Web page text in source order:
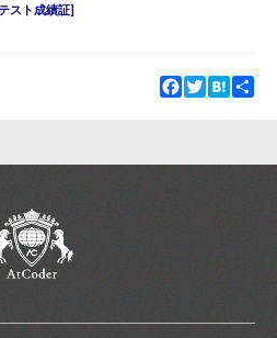
スト成績証
Facebook
TwitterHatena